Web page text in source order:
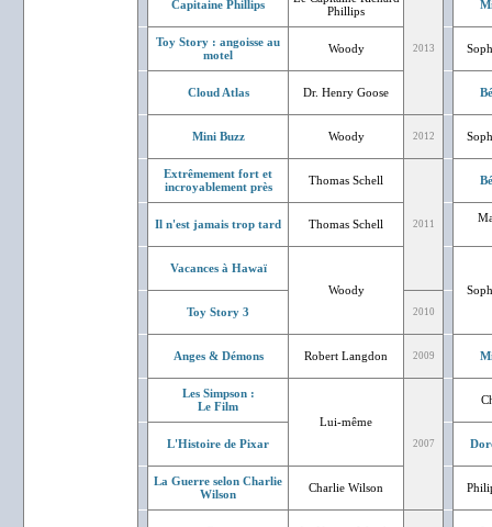
Capitaine Phillips
Phillips
2013
Toy Story : angoisse au
motel
Woody
Cloud Atlas Dr. Henry Goose
Mini Buzz Woody 2012
Extrêmement fort et
incroyablement près
Thomas Schell
2011
Il n'est jamais trop tard Thomas Schell
Vacances à Hawaï
Woody
Toy Story 3
2010
Anges & Démons Robert Langdon 2009
Les Simpson :
Le Film
Lui-même
2007
L'Histoire de Pixar
La Guerre selon Charlie
Wilson
Charlie Wilson